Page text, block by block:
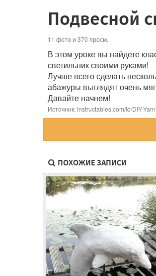
Подвесной
11 фото и 370 просм.
В этом уроке вы найдете
светильник своими руками!
Лучше всего сделать
абажуры выглядят очень
Давайте начнем!
Источник: instructables.com/id/DIY-
ПОХОЖИЕ ЗАПИСИ